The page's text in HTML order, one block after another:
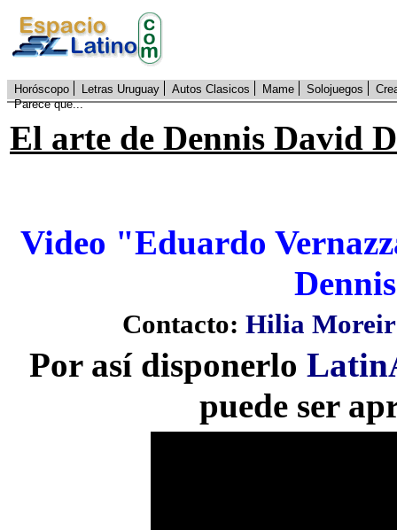
Horóscopo Letras Uruguay Autos Clasicos Mame Solojuegos
Parece que...
El arte de Dennis David
Video "Eduardo
Contacto: Hilia
Por así disponerlo
puede ser